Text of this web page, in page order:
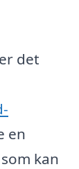
det
en
kan